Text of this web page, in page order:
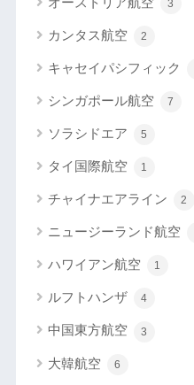
3
カンタス航空 2
キャセイパシフィック
シンガポール航空 7
ソラシドエア 5
タイ国際航空 1
チャイナエアライン 2
ニュージーランド航空
ハワイアン航空 1
ルフトハンザ 4
中国東方航空 3
大韓航空 6